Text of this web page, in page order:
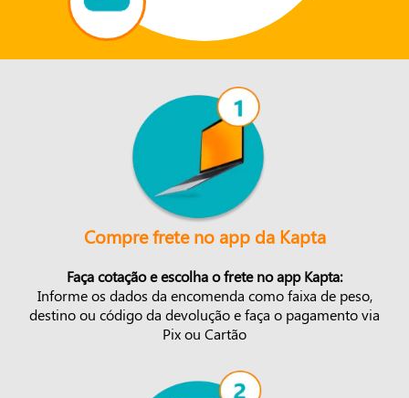
Compre frete no app da Kapta
Faça cotação e escolha o frete no app Kapta:
Informe os dados da encomenda como faixa de peso,
destino ou código da devolução e faça o pagamento via
Pix ou Cartão